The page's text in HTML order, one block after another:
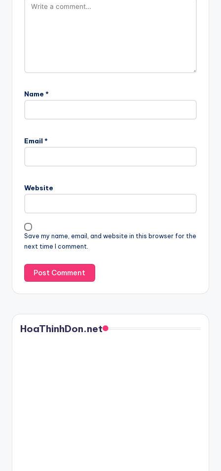
Name *
Email *
Website
Save my name, email, and website in this browser for the
next time I comment.
HoaThinhDon.net